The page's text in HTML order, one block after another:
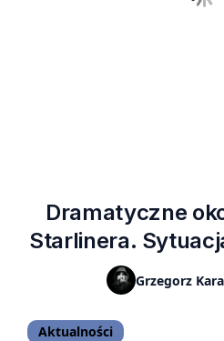
Dramatyczne
Starlinera.
gorsza niżGrzegorz
Aktualności